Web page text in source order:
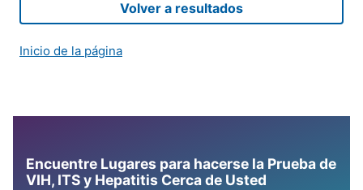
Volver a resultados
Inicio de la página
Encuentre Lugares para hacerse la Prueba de
VIH, ITS y Hepatitis Cerca de Usted